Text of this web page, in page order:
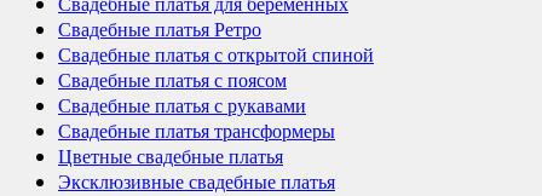
Свадебные платья Ретро
Свадебные платья с открытой спиной
Свадебные платья с поясом
Свадебные платья с рукавами
Свадебные платья трансформеры
Цветные свадебные платья
Эксклюзивные свадебные платья